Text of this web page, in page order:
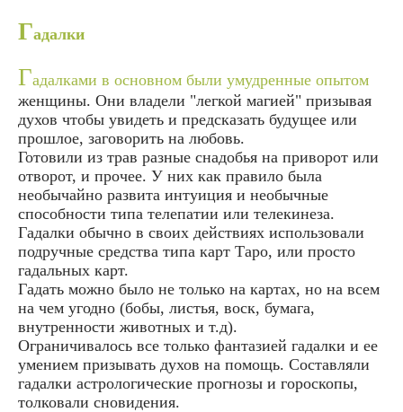
Гадалки
Гадалками в основном были умудренные опытом
женщины. Они владели "легкой магией" призывая
духов чтобы увидеть и предсказать будущее или
прошлое, заговорить на любовь.
Готовили из трав разные снадобья на приворот или
отворот, и прочее. У них как правило была
необычайно развита интуиция и необычные
способности типа телепатии или телекинеза.
Гадалки обычно в своих действиях использовали
подручные средства типа карт Таро, или просто
гадальных карт.
Гадать можно было не только на картах, но на всем
на чем угодно (бобы, листья, воск, бумага,
внутренности животных и т.д).
Ограничивалось все только фантазией гадалки и ее
умением призывать духов на помощь. Составляли
гадалки астрологические прогнозы и гороскопы,
толковали сновидения.